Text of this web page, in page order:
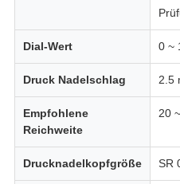
Dial-Wert 0 ~
Druck Nadelschlag 2.5
Empfohlene
Reichweite
20
Drucknadelkopfgröße SR